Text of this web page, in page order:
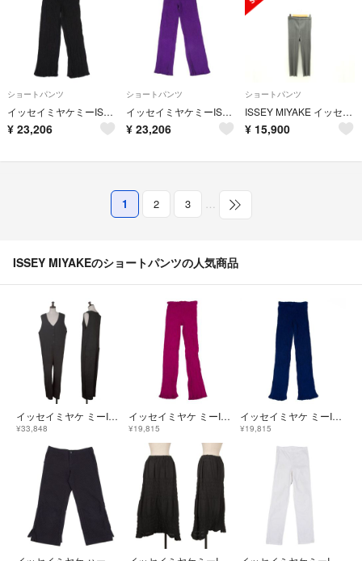
ショートパンツ
イッセイミヤケミーISSEY MIYAKE me 染めクレーププリーツクロップドパンツ 黒F
¥ 23,206
ショートパンツ
イッセイミヤケミーISSEY MIYAKE me 染めクレーププリーツパンツ 紫F
¥ 23,206
ショートパンツ
ISSEY MIYAKE イッセイミヤケ/PLEATS PLEASE プリーツパンツ/グレー/PP05JF110/サイス゛:2/Aランク/91【中古】
¥ 15,900
1 2 3 …
ISSEY MIYAKEのショートパンツの人気商品
イッセイミヤケ ミーISSEY MIYAKE me A-POC INSIDE プリーツオールインワン 黒F
¥33,848
イッセイミヤケ ミーISSEY MIYAKE me クレーププリーツパンツ 赤紫F
¥19,815
イッセイミヤケ ミーISSEY MIYAKE me 染めクレーププリーツパンツ 青F
¥19,815